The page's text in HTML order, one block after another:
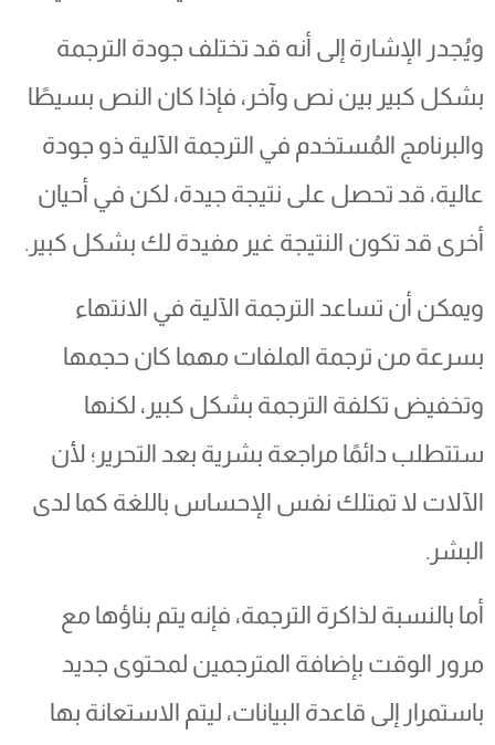
ويُجدر الإشارة إلى أنه قد تختلف جودة الترجمة
بشكل كبير بين نص وآخر، فإذا كان النص بسيطًا
والبرنامج المُستخدم في الترجمة الآلية ذو جودة
عالية، قد تحصل على نتيجة جيدة، لكن في أحيان
أخرى قد تكون النتيجة غير مفيدة لك بشكل كبير.
ويمكن أن تساعد الترجمة الآلية في الانتهاء
بسرعة من ترجمة الملفات مهما كان حجمها
وتخفيض تكلفة الترجمة بشكل كبير، لكنها
ستتطلب دائمًا مراجعة بشرية بعد التحرير؛ لأن
الآلات لا تمتلك نفس الإحساس باللغة كما لدى
البشر.
أما بالنسبة لذاكرة الترجمة، فإنه يتم بناؤها مع
مرور الوقت بإضافة المترجمين لمحتوى جديد
باستمرار إلى قاعدة البيانات، ليتم الاستعانة بها